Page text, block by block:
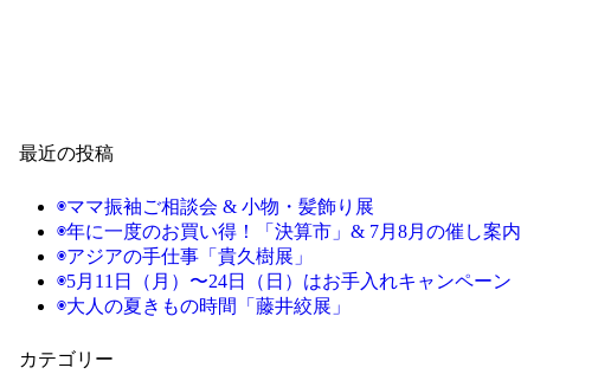
最近の投稿
◉ママ振袖ご相談会 & 小物・髪飾り展
◉年に一度のお買い得！「決算市」& 7月8月の催し案内
◉アジアの手仕事「貴久樹展」
◉5月11日（月）〜24日（日）はお手入れキャンペーン
◉大人の夏きもの時間「藤井絞展」
カテゴリー